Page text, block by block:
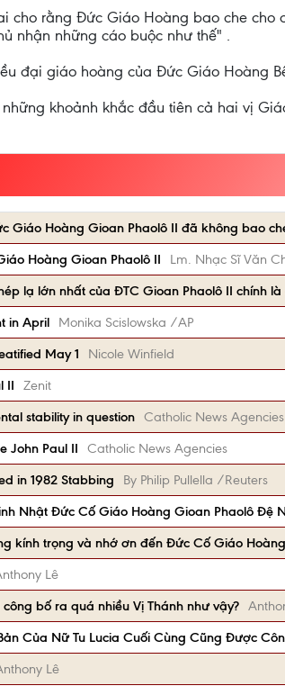
cho rằng Đức Giáo Hoàng bao che
nhận những cáo buộc như thế" .
đại giáo hoàng của Đức Giáo Hoàng
khoảnh khắc đầu tiên cả hai vị
Giáo Hoàng Gioan Phaolô II đã không bao
Hoàng Gioan Phaolô II
Lm. Nhạc Sĩ Văn
lạ lớn nhất của ĐTC Gioan Phaolô II chính
in April
Monika Scislowska /AP
May 1
Nicole Winfield
II
Zenit
stability in question Catholic News Agencies
John Paul II
Catholic News Agencies
in 1982 Stabbing
By Philip Pullella /Reuters
Nhật Đức Cố Giáo Hoàng Gioan Phaolô Đệ
kính trọng và nhớ ơn đến Đức Cố Giáo
Lê
bố ra quá nhiều Vị Thánh như vậy?
Của Nữ Tu Lucia Cuối Cùng Cũng Được
Lê